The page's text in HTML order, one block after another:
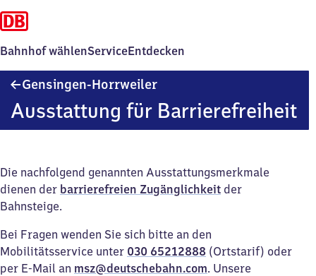
Bahnhof wählenServiceEntdecken
Gensingen-Horrweiler
Ausstattung für Barrierefreiheit
Die nachfolgend genannten Ausstattungsmerkmale
dienen der barrierefreien Zugänglichkeit der
Bahnsteige.
Bei Fragen wenden Sie sich bitte an den
Mobilitätsservice unter 030 65212888 (Ortstarif) oder
per E-Mail an msz@deutschebahn.com. Unsere